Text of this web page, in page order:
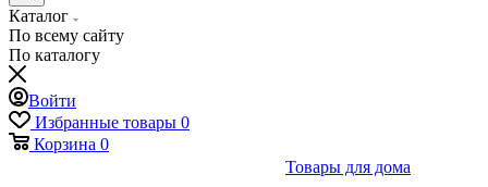
Каталог
По всему сайту
По каталогу
Войти
Избранные товары 0
Корзина 0
Товары для дома